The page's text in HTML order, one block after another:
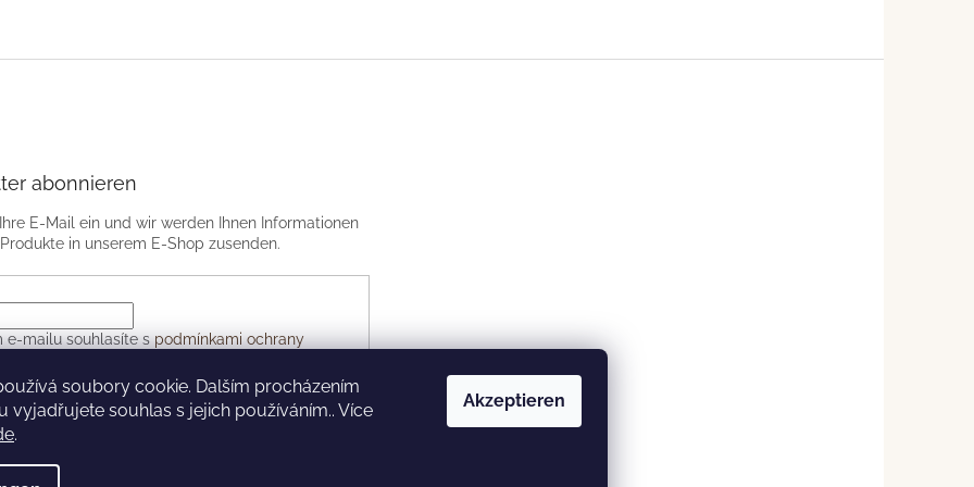
soubory cookie. Dalším procházením
vyjadřujete souhlas s jejich používáním.. Více
.
Akzeptieren
abonnieren
E-Mail ein und wir werden Ihnen Informationen
in unserem E-Shop zusenden.
e-mailu souhlasíte spodmínkami ochrany